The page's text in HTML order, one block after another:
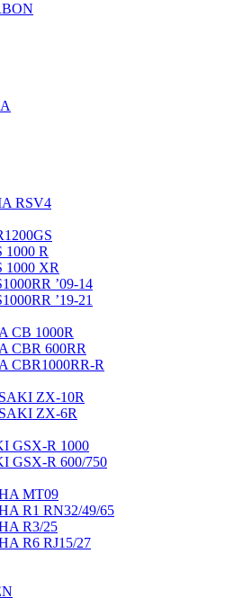
RSV4
1000 R
1000 XR
’09-14
’19-21
CB 1000R
CBR 600RR
CBR1000RR-R
ZX-10R
ZX-6R
GSX-R 1000
GSX-R 600/750
MT09
R1 RN32/49/65
R3/25
R6 RJ15/27